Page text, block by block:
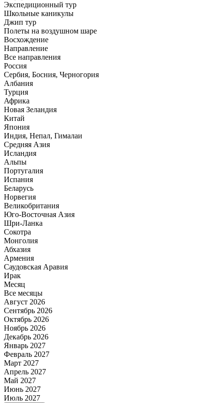
Экспедиционный тур
Школьные каникулы
Джип тур
Полеты на воздушном шаре
Восхождение
Направлениe
Все направления
Россия
Сербия, Босния, Черногория
Албания
Турция
Африка
Новая Зеландия
Китай
Япония
Индия, Непал, Гималаи
Средняя Азия
Исландия
Альпы
Португалия
Испания
Беларусь
Норвегия
Великобритания
Юго-Восточная Азия
Шри-Ланка
Сокотра
Монголия
Абхазия
Армения
Саудовская Аравия
Ирак
Месяц
Все месяцы
Август 2026
Сентябрь 2026
Октябрь 2026
Ноябрь 2026
Декабрь 2026
Январь 2027
Февраль 2027
Март 2027
Апрель 2027
Май 2027
Июнь 2027
Июль 2027